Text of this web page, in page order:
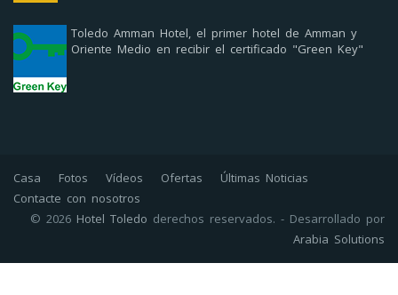
Toledo Amman Hotel, el primer hotel de Amman y
Oriente Medio en recibir el certificado "Green Key"
Casa Fotos Vídeos Ofertas
Últimas Noticias
Contacte con nosotros
© 2026 Hotel Toledo derechos reservados. - Desarrollado por
Arabia Solutions